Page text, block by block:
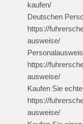
kaufen/
Deutschen
https://
ausweise/
https://
ausweise/
Kaufen Sie
https://
ausweise/